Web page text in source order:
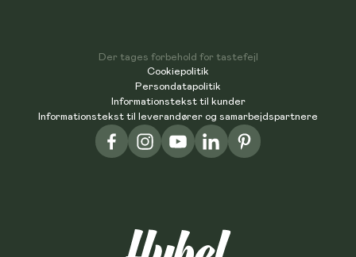
Cookiepolitik
Persondatapolitik
Informationstekst til kunder
Informationstekst til leverandører og samarbejdspartnere
Der tages forbehold for tastefejl